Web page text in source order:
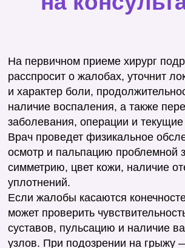
письменные рекомендации и
Записаться на